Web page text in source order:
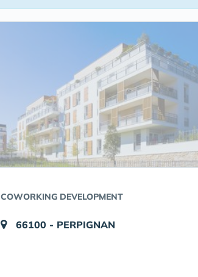
COWORKING DEVELOPMENT
66100 - PERPIGNAN